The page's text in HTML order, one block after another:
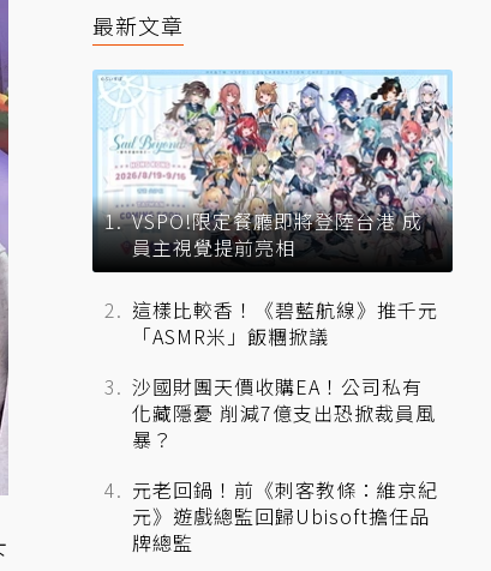
最新文章
VSPO!限定餐廳即將登陸台港 成
員主視覺提前亮相
這樣比較香！《碧藍航線》推千元
「ASMR米」飯糰掀議
沙國財團天價收購EA！公司私有
化藏隱憂 削減7億支出恐掀裁員風
暴？
元老回鍋！前《刺客教條：維京紀
元》遊戲總監回歸Ubisoft擔任品
牌總監